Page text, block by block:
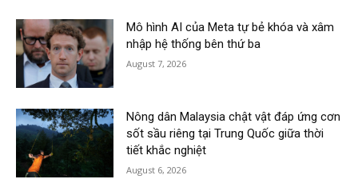
Mô hình AI của Meta tự bẻ khóa và xâm
nhập hệ thống bên thứ ba
August 7, 2026
Nông dân Malaysia chật vật đáp ứng cơn
sốt sầu riêng tại Trung Quốc giữa thời
tiết khắc nghiệt
August 6, 2026